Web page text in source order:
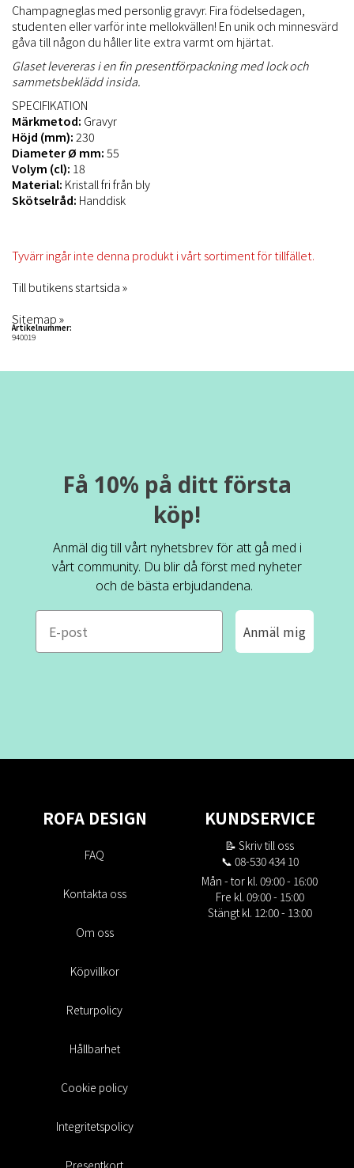
Champagneglas med personlig gravyr. Fira födelsedagen,
studenten eller varför inte mellokvällen! En unik och minnesvärd
gåva till någon du håller lite extra varmt om hjärtat.
Glaset levereras i en fin presentförpackning med lock och
sammetsbeklädd insida.
SPECIFIKATION
Märkmetod: Gravyr
Höjd (mm):230
Diameter Ø mm:55
Volym (cl): 18
Material: Kristall fri från bly
Skötselråd: Handdisk
Tyvärr ingår inte denna produkt i vårt sortiment för tillfället.
Till butikens startsida »
Sitemap »
Artikelnummer:
940019
Få 10% på ditt första
köp!
Anmäl dig till vårt nyhetsbrev för att gå med i
vårt community. Du blir då först med nyheter
och de bästa erbjudandena.
e-mail
Anmäl mig
ROFA DESIGN
FAQ
Kontakta oss
Om oss
Köpvillkor
Returpolicy
Hållbarhet
Cookie policy
Integritetspolicy
Presentkort
KUNDSERVICE
📝 Skriv till oss
📞 08-530 434 10
Mån - tor kl. 09:00 - 16:00
Fre kl. 09:00 - 15:00
Stängt kl. 12:00 - 13:00